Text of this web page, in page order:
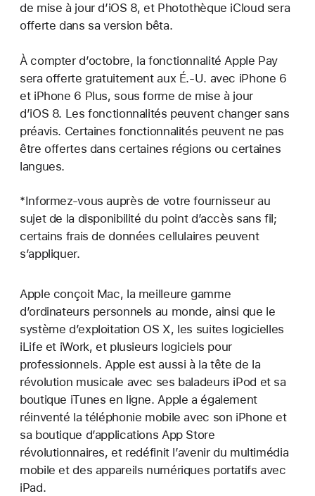
de mise à jour d’iOS 8, et Photothèque iCloud sera
offerte dans sa version bêta.
À compter d’octobre, la fonctionnalité Apple Pay
sera offerte gratuitement aux É.-U. avec iPhone 6
et iPhone 6 Plus, sous forme de mise à jour
d’iOS 8. Les fonctionnalités peuvent changer sans
préavis. Certaines fonctionnalités peuvent ne pas
être offertes dans certaines régions ou certaines
langues.
*Informez-vous auprès de votre fournisseur au
sujet de la disponibilité du point d’accès sans fil;
certains frais de données cellulaires peuvent
s’appliquer.
Apple conçoit Mac, la meilleure gamme
d’ordinateurs personnels au monde, ainsi que le
système d’exploitation OS X, les suites logicielles
iLife et iWork, et plusieurs logiciels pour
professionnels. Apple est aussi à la tête de la
révolution musicale avec ses baladeurs iPod et sa
boutique iTunes en ligne. Apple a également
réinventé la téléphonie mobile avec son iPhone et
sa boutique d’applications App Store
révolutionnaires, et redéfinit l’avenir du multimédia
mobile et des appareils numériques portatifs avec
iPad.